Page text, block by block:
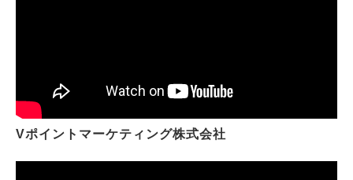
Vポイントマーケティング株式会社